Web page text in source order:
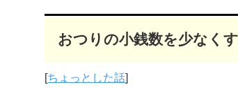
おつりの小銭数を少なくす
[ちょっとした話]